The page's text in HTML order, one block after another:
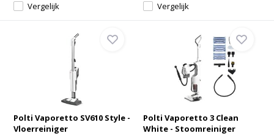
Vergelijk Vergelijk
Polti Vaporetto SV610 Style -
Vloerreiniger
Polti Vaporetto 3 Clean
White - Stoomreiniger